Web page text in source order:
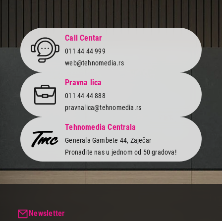
dostavu i podršku našeg stručnog tima.
Call Centar
011 44 44 999
web@tehnomedia.rs
Pravna lica
011 44 44 888
pravnalica@tehnomedia.rs
Tehnomedia Centrala
Generala Gambete 44, Zaječar
Pronađite nas u jednom od 50 gradova!
Newsletter